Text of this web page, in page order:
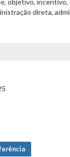
objetivo,
direta,